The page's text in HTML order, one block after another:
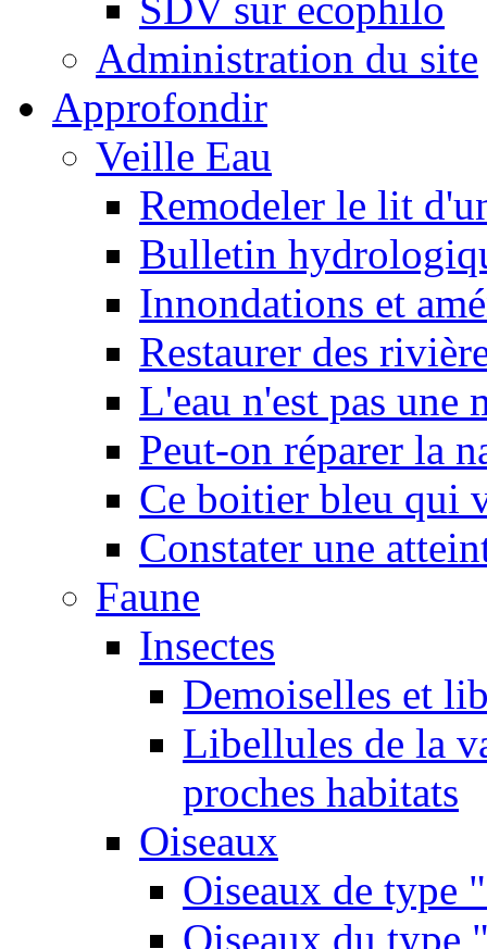
SDV sur ecophilo
Administration du site
Approfondir
Veille Eau
Remodeler le lit
Bulletin
Innondations et
Restaurer des
L'eau n'est pas une
Peut-on réparer la
Ce boitier bleu qui
Constater une
Faune
Insectes
Demoiselles et
Libellules de la
proches habitats
Oiseaux
Oiseaux de type
Oiseaux du type